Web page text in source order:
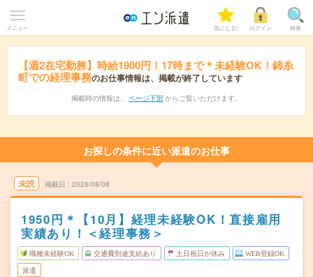
メニュー 気になる! ログイン 検索
【週2在宅勤務】時給1900円！17時まで＊未経験OK！錦糸
町での経理事務のお仕事情報は、掲載が終了しています
掲載時の情報は、 ページ下部 からご覧いただけます。
お探しの条件に近い派遣のお仕事
未読 掲載日 2026/08/08
1950円＊【10月】経理未経験OK！直接雇用
実績あり！＜経理事務＞
職種未経験OK 交通費別途支給あり 土日祝日が休み WEB登録OK
派遣